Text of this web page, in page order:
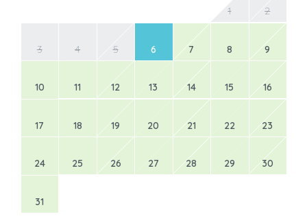
1 2
3 4 5 6 7 8 9
10 11 12 13 14 15 16
17 18 19 20 21 22 23
24 25 26 27 28 29 30
31